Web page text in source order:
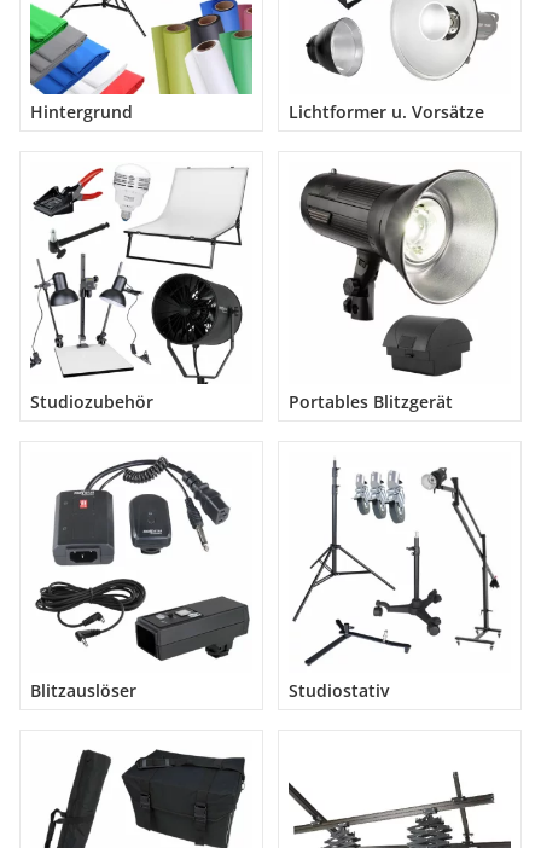
Hintergrund Lichtformer u. Vorsätze
Studiozubehör Portables Blitzgerät
Blitzauslöser Studiostativ